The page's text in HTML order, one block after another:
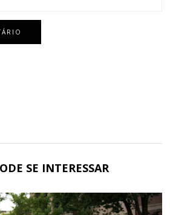
SE INTERESSAR